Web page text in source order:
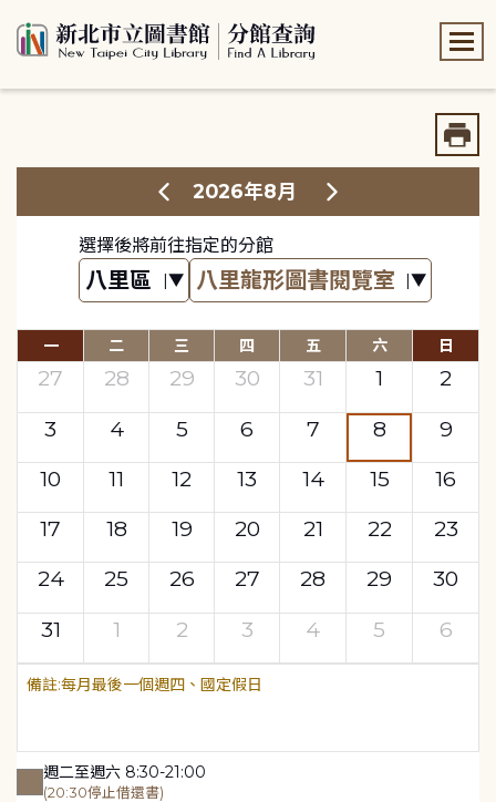
2026年8月
選擇後將前往指定的分館
一 二 三 四 五 六 日
27 28 29 30 31 1
2
3
4 5 6 7 8
9
10
11 12 13 14 15
16
17
18 19 20 21 22
23
24
25 26 27 28 29
30
31
1 2 3 4 5 6
每月最後一個週四、國定假日
週二至週六 8:30-21:00
(20:30停止借還書)